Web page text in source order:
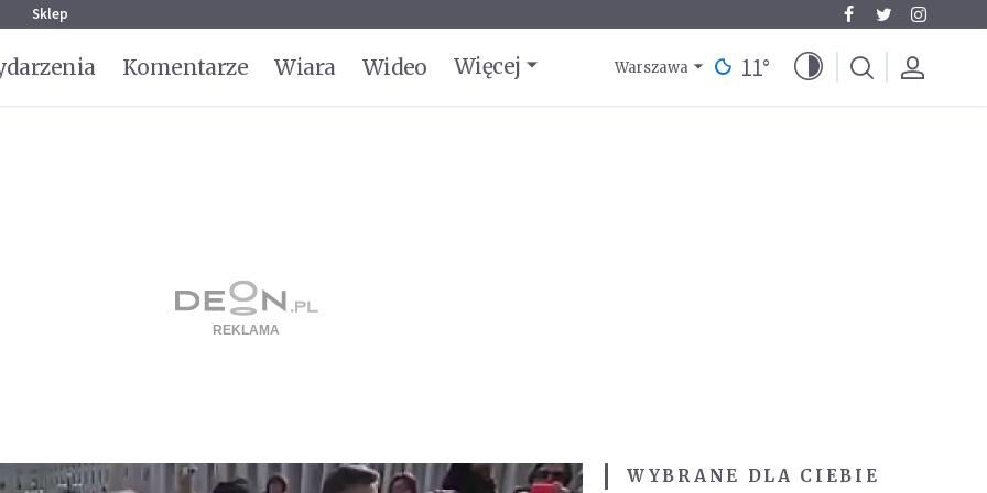
Sklep
Komentarze Wiara Wideo Więcej Warszawa 11°
WYBRANE DLA CIEBIE